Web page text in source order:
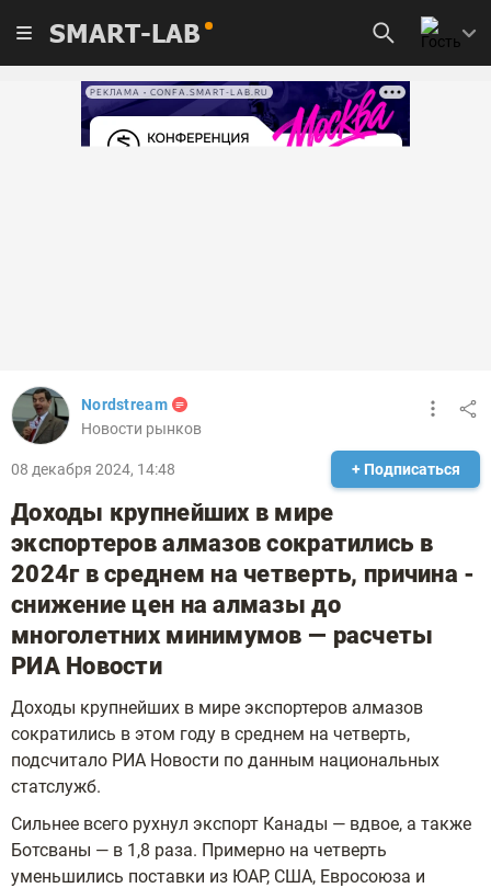
SMART-LAB
РЕКЛАМА • CONFA.SMART-LAB.RU
Nordstream
Новости рынков
08 декабря 2024, 14:48 + Подписаться
Доходы крупнейших в мире
экспортеров алмазов сократились в
2024г в среднем на четверть, причина -
снижение цен на алмазы до
многолетних минимумов — расчеты
РИА Новости
Доходы крупнейших в мире экспортеров алмазов
сократились в этом году в среднем на четверть,
подсчитало РИА Новости по данным национальных
статслужб.
Сильнее всего рухнул экспорт Канады — вдвое, а также
Ботсваны — в 1,8 раза. Примерно на четверть
уменьшились поставки из ЮАР, США, Евросоюза и